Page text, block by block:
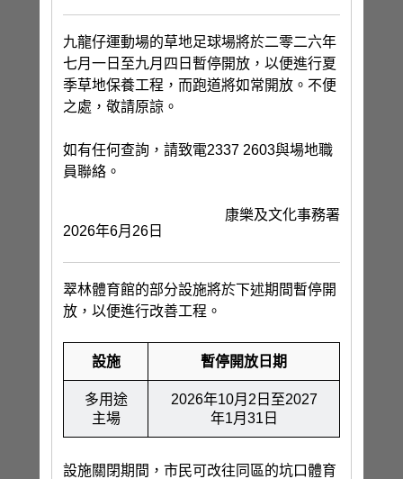
九龍仔運動場的草地足球場將於二零二六年
七月一日至九月四日暫停開放，以便進行夏
季草地保養工程，而跑道將如常開放。不便
之處，敬請原諒。
如有任何查詢，請致電2337 2603與場地職
員聯絡。
康樂及文化事務署
2026年6月26日
翠林體育館的部分設施將於下述期間暫停開
放，以便進行改善工程。
設施 暫停開放日期
多用途
主場
2026年10月2日至2027
年1月31日
設施關閉期間，市民可改往同區的坑口體育